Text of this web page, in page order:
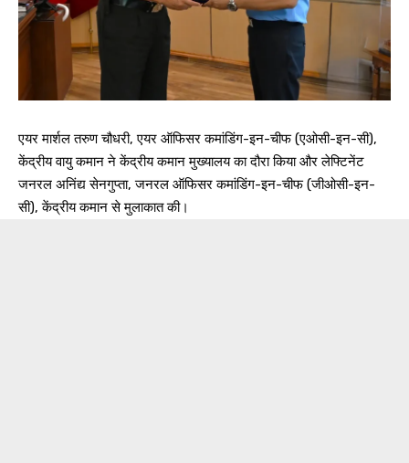
एयर मार्शल तरुण चौधरी, एयर ऑफिसर कमांडिंग-इन-चीफ (एओसी-इन-सी),
केंद्रीय वायु कमान ने केंद्रीय कमान मुख्यालय का दौरा किया और लेफ्टिनेंट
जनरल अनिंद्य सेनगुप्ता, जनरल ऑफिसर कमांडिंग-इन-चीफ (जीओसी-इन-
सी), केंद्रीय कमान से मुलाकात की।